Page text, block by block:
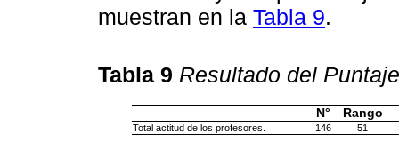
muestran en la Tabla 9.
Tabla 9 Resultado del
N° Rango
Total actitud de los profesores. 146 51